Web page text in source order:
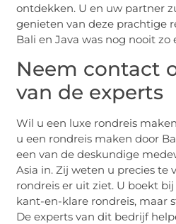
ontdekken. U en uw partner
genieten van deze prachtige
Bali en Java was nog nooit
Neem contact
van de experts
Wil u een luxe rondreis
u een rondreis maken door
een van de deskundige
Asia in. Zij weten u precies te
rondreis er uit ziet. U boekt
kant-en-klare rondreis, maar
De experts van dit bedrijf